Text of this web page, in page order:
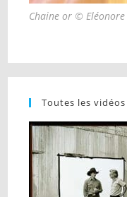
Chaine or ©
Toutes les